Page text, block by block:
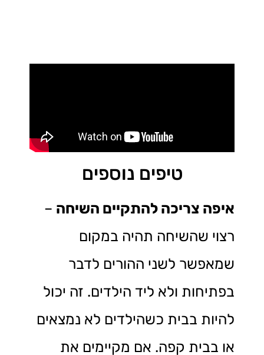
טיפים נוספים
איפה צריכה להתקיים השיחה –
רצוי שהשיחה תהיה במקום
שמאפשר לשני ההורים לדבר
בפתיחות ולא ליד הילדים. זה יכול
להיות בבית כשהילדים לא נמצאים
או בבית קפה. אם מקיימים את